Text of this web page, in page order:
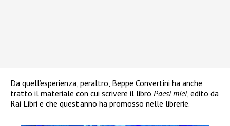
Da quell’esperienza, peraltro, Beppe Convertini ha anche
tratto il materiale con cui scrivere il libro Paesi miei, edito da
Rai Libri e che quest’anno ha promosso nelle librerie.